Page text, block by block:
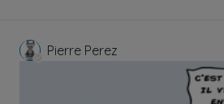
Pierre Perez